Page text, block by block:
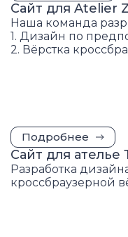
Сайт для Atelier
Наша команда
1. Дизайн по
2. Вёрстка
Подробнее
Сайт для
Разработка
кроссбраузерной